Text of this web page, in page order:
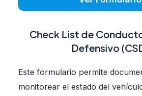
Check List de
Defensivo
Este formulario permite
monitorear el estado del